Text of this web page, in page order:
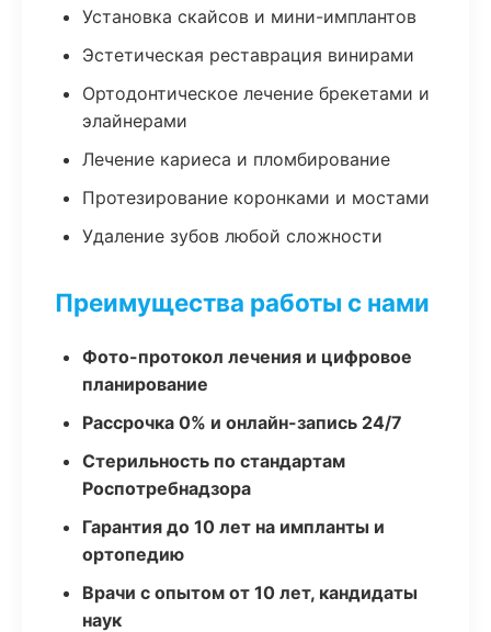
Установка скайсов и мини-имплантов
Эстетическая реставрация винирами
Ортодонтическое лечение брекетами и
элайнерами
Лечение кариеса и пломбирование
Протезирование коронками и мостами
Удаление зубов любой сложности
Преимущества работы с нами
Фото-протокол лечения и цифровое
планирование
Рассрочка 0% и онлайн-запись 24/7
Стерильность по стандартам
Роспотребнадзора
Гарантия до 10 лет на импланты и
ортопедию
Врачи с опытом от 10 лет, кандидаты
наук